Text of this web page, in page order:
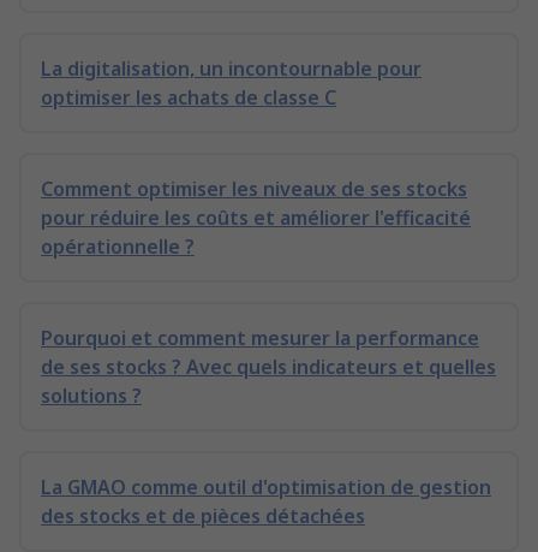
La digitalisation, un incontournable pour
optimiser les achats de classe C
Comment optimiser les niveaux de ses stocks
pour réduire les coûts et améliorer l'efficacité
opérationnelle ?
Pourquoi et comment mesurer la performance
de ses stocks ? Avec quels indicateurs et quelles
solutions ?
La GMAO comme outil d'optimisation de gestion
des stocks et de pièces détachées